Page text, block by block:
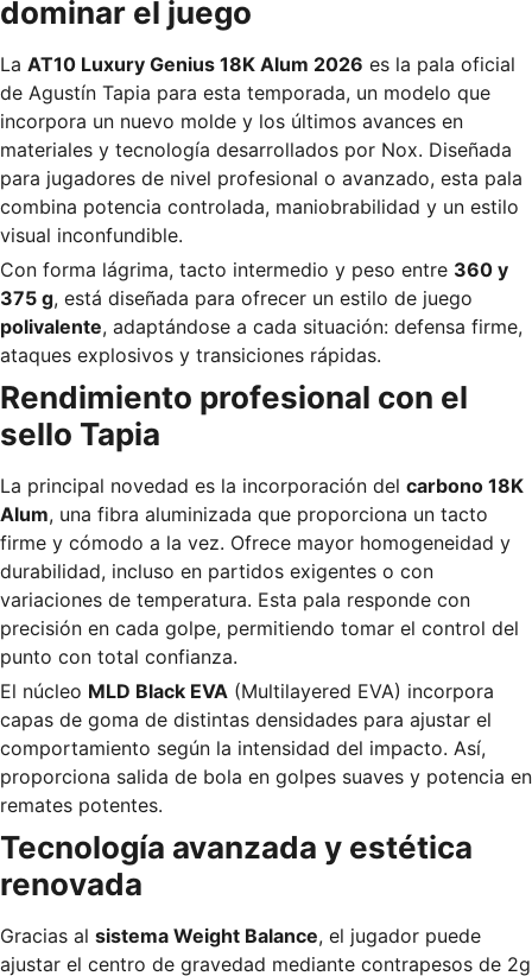
dominar el juego
La AT10 Luxury Genius 18K Alum 2026 es la pala oficial
de Agustín Tapia para esta temporada, un modelo que
incorpora un nuevo molde y los últimos avances en
materiales y tecnología desarrollados por Nox. Diseñada
para jugadores de nivel profesional o avanzado, esta pala
combina potencia controlada, maniobrabilidad y un estilo
visual inconfundible.
Con forma lágrima, tacto intermedio y peso entre 360 y
375 g, está diseñada para ofrecer un estilo de juego
polivalente, adaptándose a cada situación: defensa firme,
ataques explosivos y transiciones rápidas.
Rendimiento profesional con el
sello Tapia
La principal novedad es la incorporación del carbono 18K
Alum, una fibra aluminizada que proporciona un tacto
firme y cómodo a la vez. Ofrece mayor homogeneidad y
durabilidad, incluso en partidos exigentes o con
variaciones de temperatura. Esta pala responde con
precisión en cada golpe, permitiendo tomar el control del
punto con total confianza.
El núcleo MLD Black EVA (Multilayered EVA) incorpora
capas de goma de distintas densidades para ajustar el
comportamiento según la intensidad del impacto. Así,
proporciona salida de bola en golpes suaves y potencia en
remates potentes.
Tecnología avanzada y estética
renovada
Gracias al sistema Weight Balance, el jugador puede
ajustar el centro de gravedad mediante contrapesos de 2g